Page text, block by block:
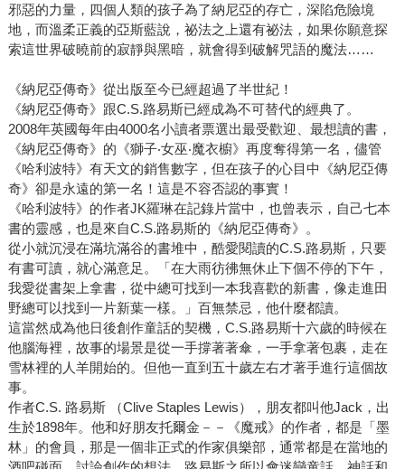
沒做壞事前就先被察覺和阻撓。一定要等時機到了，事情才
能夠發生。任務不能輕易放棄，預言不能像沒有摘下的水
果，任其腐爛。獨角獸或許能許久不去拯救，但不能永遠被
囚禁。快樂的結局不能在故事行進一半時到來。」 最特別的
是，它是一本跨類別、多寓意的小說，不管從故事主角獨角
獸本身的形象寓意，還是故事內容所談到的冒險和自我追尋
經歷來看，裡頭的情節和台詞，都有大眾心理學、心理勵志
甚至身心靈書籍的意味。 獨角獸的純真美麗，提醒了每個人
心中都有的純潔、美好與真實，當我們踏出舒適的森林，擺
脫蒙昧，獲取生命經驗，在現實中跌跌撞撞，也慢慢失落自
己的純真，開始面對考驗。 巨大又凶狠的紅牛，就是我們生
命中必須經歷與克服的考驗，然而面對難題我們總是會本能
的恐懼與逃避，獨角獸逐漸甘於困在會腐朽的人類之身，甚
至沉溺於愛情，忘卻了使命。直到她重新思考自己是誰，願
意面對原本的自己，發掘自身的能力，克服恐懼，回歸自
我，終於解救了同伴，也完成自己的成長與蛻變。 獨角獸的
旅程，就是每個人的生命旅程。 最後值得一提的是，這本書
在國外重新出版時，收錄了一篇非常精彩的介紹推薦文，是
由《風之名》的作者派崔克．羅斯弗斯寫的。中文版原本也
想收錄，雖然早早就去詢問，也提早翻譯好等著國外同意
邪惡的力量，四個人類的孩子為了納尼亞的存亡，深陷危險境
地，而溫柔正義的亞斯藍說，祕法之上還有祕法，如果你願意探
索這世界破曉前的寂靜與黑暗，就會得到破解咒語的魔法……
《納尼亞傳奇》從出版至今已經超過了半世紀！
《納尼亞傳奇》跟C.S.路易斯已經成為不可替代的經典了。
2008年英國每年由4000名小讀者票選出最受歡迎、最想讀的書，
《納尼亞傳奇》的《獅子‧女巫‧魔衣櫥》再度奪得第一名，儘管
《哈利波特》有天文的銷售數字，但在孩子的心目中《納尼亞傳
奇》卻是永遠的第一名！這是不容否認的事實！
《哈利波特》的作者JK羅琳在記錄片當中，也曾表示，自己七本
書的靈感，也是來自C.S.路易斯的《納尼亞傳奇》。
從小就沉浸在滿坑滿谷的書堆中，酷愛閱讀的C.S.路易斯，只要
有書可讀，就心滿意足。「在大雨彷彿無休止下個不停的下午，
我愛從書架上拿書，從中總可找到一本我喜歡的新書，像走進田
野總可以找到一片新葉一樣。」百無禁忌，他什麼都讀。
這當然成為他日後創作童話的契機，C.S.路易斯十六歲的時候在
他腦海裡，故事的場景是從一手撐著著傘，一手拿著包裹，走在
雪林裡的人羊開始的。但他一直到五十歲左右才著手進行這個故
事。
作者C.S. 路易斯 （Clive Staples Lewis），朋友都叫他Jack，出
生於1898年。他和好朋友托爾金－－《魔戒》的作者，都是「墨
林」的會員，那是一個非正式的作家俱樂部，通常都是在當地的